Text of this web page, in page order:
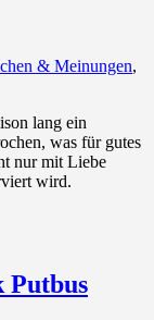
& Meinungen,
lang ein
was für gutes
nur mit Liebe
wird.
Putbus